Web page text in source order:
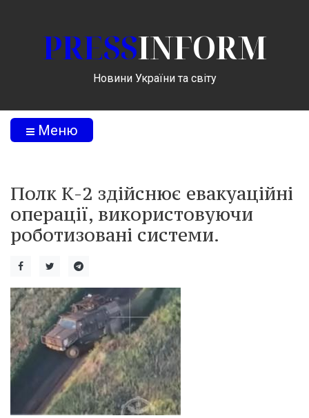
PRESSINFORM
Новини України та світу
Меню
Полк К-2 здійснює евакуаційні
операції, використовуючи
роботизовані системи.